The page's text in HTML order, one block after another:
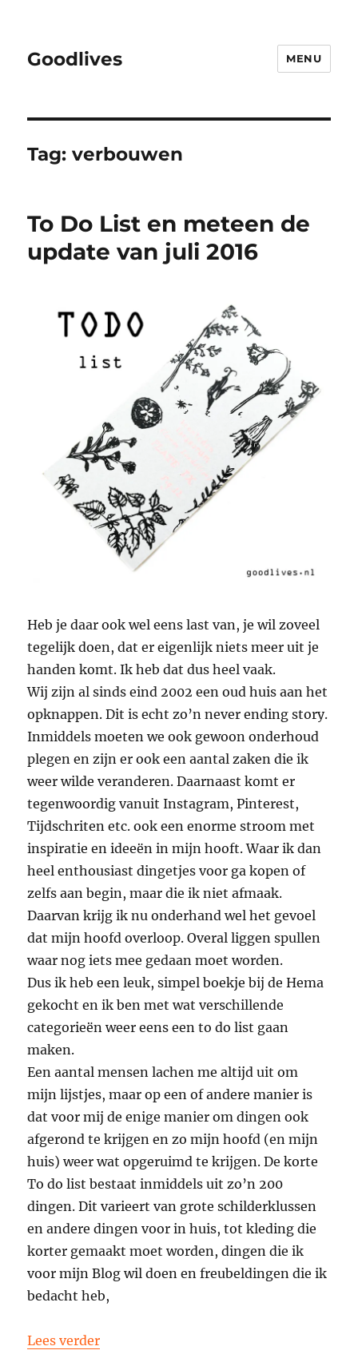
Goodlives MENU
Tag:verbouwen
To Do List en meteen de
update van juli 2016
Heb je daar ook wel eens last van, je wil zoveel
tegelijk doen, dat er eigenlijk niets meer uit je
handen komt. Ik heb dat dus heel vaak.
Wij zijn al sinds eind 2002 een oud huis aan het
opknappen. Dit is echt zo’n never ending story.
Inmiddels moeten we ook gewoon onderhoud
plegen en zijn er ook een aantal zaken die ik
weer wilde veranderen. Daarnaast komt er
tegenwoordig vanuit Instagram, Pinterest,
Tijdschriten etc. ook een enorme stroom met
inspiratie en ideeën in mijn hooft. Waar ik dan
heel enthousiast dingetjes voor ga kopen of
zelfs aan begin, maar die ik niet afmaak.
Daarvan krijg ik nu onderhand wel het gevoel
dat mijn hoofd overloop. Overal liggen spullen
waar nog iets mee gedaan moet worden.
Dus ik heb een leuk, simpel boekje bij de Hema
gekocht en ik ben met wat verschillende
categorieën weer eens een to do list gaan
maken.
Een aantal mensen lachen me altijd uit om
mijn lijstjes, maar op een of andere manier is
dat voor mij de enige manier om dingen ook
afgerond te krijgen en zo mijn hoofd (en mijn
huis) weer wat opgeruimd te krijgen. De korte
To do list bestaat inmiddels uit zo’n 200
dingen. Dit varieert van grote schilderklussen
en andere dingen voor in huis, tot kleding die
korter gemaakt moet worden, dingen die ik
voor mijn Blog wil doen en freubeldingen die ik
bedacht heb,
Lees verder“To Do List en meteen de update van